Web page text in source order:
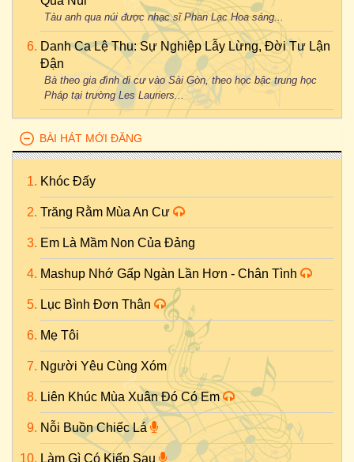
Tàu anh qua núi được nhạc sĩ Phan Lạc Hoa sáng...
Danh Ca Lệ Thu: Sự Nghiệp Lẫy Lừng, Đời Tư Lận
Đận
Bà theo gia đình di cư vào Sài Gòn, theo học bậc trung học
Pháp tại trường Les Lauriers...
BÀI HÁT MỚI ĐĂNG
Khóc Đấy
Trăng Rằm Mùa An Cư
Em Là Mầm Non Của Đảng
Mashup Nhớ Gấp Ngàn Lần Hơn - Chân Tình
Lục Bình Đơn Thân
Mẹ Tôi
Người Yêu Cùng Xóm
Liên Khúc Mùa Xuân Đó Có Em
Nỗi Buồn Chiếc Lá
Làm Gì Có Kiếp Sau